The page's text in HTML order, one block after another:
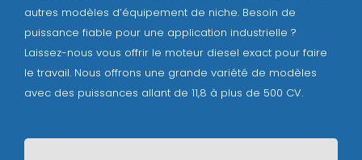
autres modèles d’équipement de niche. Besoin de
puissance fiable pour une application industrielle ?
Laissez-nous vous offrir le moteur diesel exact pour faire
le travail. Nous offrons une grande variété de modèles
avec des puissances allant de 11,8 à plus de 500 CV.